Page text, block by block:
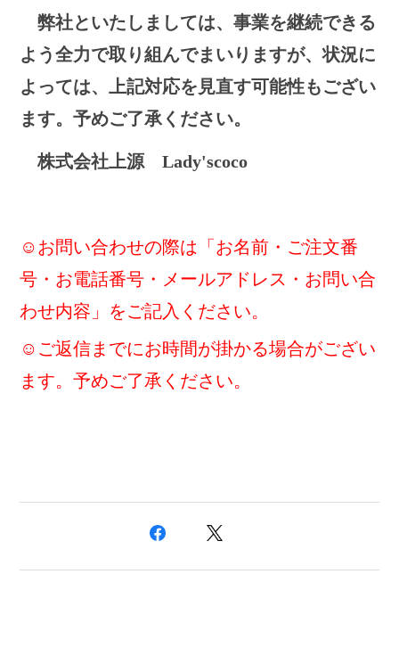
弊社といたしましては、事業を継続できる
よう全力で取り組んでまいりますが、状況に
よっては、上記対応を見直す可能性もござい
ます。予めご了承ください。
株式会社上源Lady'scoco
☺ お問い合わせの際は「お名前・ご注文番
号・お電話番号・メールアドレス・お問い合
わせ内容」をご記入ください。
☺ご返信までにお時間が掛かる場合がござい
ます。予めご了承ください。